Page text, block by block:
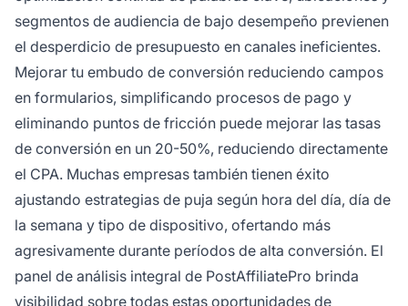
segmentos de audiencia de bajo desempeño previenen
el desperdicio de presupuesto en canales ineficientes.
Mejorar tu embudo de conversión reduciendo campos
en formularios, simplificando procesos de pago y
eliminando puntos de fricción puede mejorar las tasas
de conversión en un 20-50%, reduciendo directamente
el CPA. Muchas empresas también tienen éxito
ajustando estrategias de puja según hora del día, día de
la semana y tipo de dispositivo, ofertando más
agresivamente durante períodos de alta conversión. El
panel de análisis integral de PostAffiliatePro brinda
visibilidad sobre todas estas oportunidades de